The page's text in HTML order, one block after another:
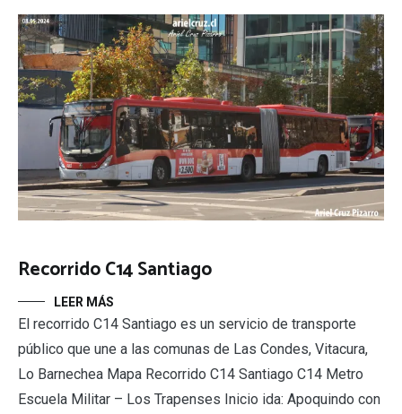
Recorrido C14 Santiago
LEER MÁS
El recorrido C14 Santiago es un servicio de transporte
público que une a las comunas de Las Condes, Vitacura,
Lo Barnechea Mapa Recorrido C14 Santiago C14 Metro
Escuela Militar – Los Trapenses Inicio ida: Apoquindo con